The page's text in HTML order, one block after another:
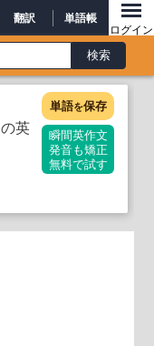
翻訳 単語帳
ログイン
の英
単語を保存
瞬間英作文
発音も矯正
無料で試す